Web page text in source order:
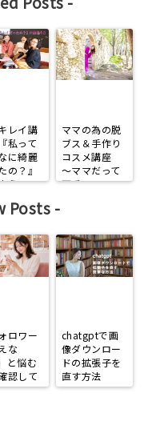
レイ講
私って
に綺麗
の？』
う日
ママの為の脱
ブス＆手作り
コスメ講座
～ママだって
可愛いmama
Posts -
ロワー
な
と悩む
認して
、
chatgptで画
像ダウンロー
ドの拡張子を
直す方法